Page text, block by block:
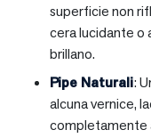
superficie non
cera lucidante o
brillano.
Pipe Naturali:
alcuna vernice,
completamente